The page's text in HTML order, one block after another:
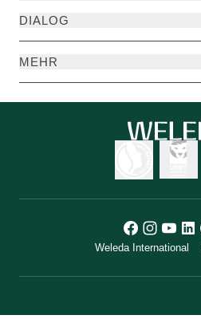
DIALOG
MEHR
Weleda International